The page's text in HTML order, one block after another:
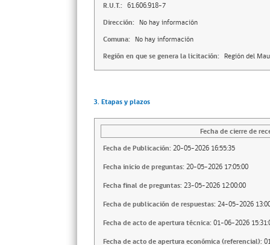
R.U.T.: 61.606.918-7
Dirección: No hay información
Comuna: No hay información
Región en que se genera la licitación: Región del
3. Etapas y plazos
Fecha de cierre de
Fecha de Publicación: 20-05-2026 16:55:35
Fecha inicio de preguntas: 20-05-2026 17:05:00
Fecha final de preguntas: 23-05-2026 12:00:00
Fecha de publicación de respuestas: 24-05-2026
Fecha de acto de apertura técnica: 01-06-2026
Fecha de acto de apertura económica (referencial):